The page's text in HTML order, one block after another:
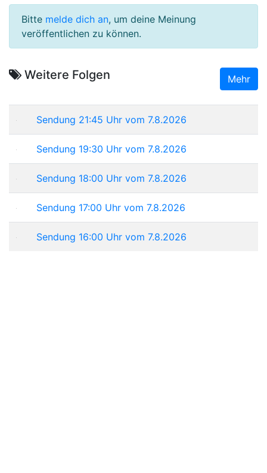
Bitte melde dich an, um deine Meinung
veröffentlichen zu können.
Weitere Folgen Mehr
Sendung 21:45 Uhr vom 7.8.2026
Sendung 19:30 Uhr vom 7.8.2026
Sendung 18:00 Uhr vom 7.8.2026
Sendung 17:00 Uhr vom 7.8.2026
Sendung 16:00 Uhr vom 7.8.2026